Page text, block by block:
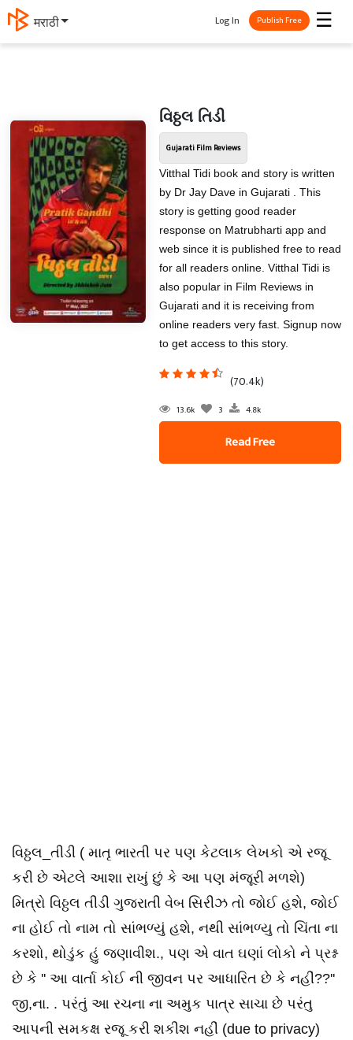
मराठी ☰
Log In Publish Free
વિઠ્ઠલ તિડી
Gujarati Film Reviews
Vitthal Tidi book and story is written
by Dr Jay Dave in Gujarati . This
story is getting good reader
response on Matrubharti app and
web since it is published free to read
for all readers online. Vitthal Tidi is
also popular in Film Reviews in
Gujarati and it is receiving from
online readers very fast. Signup now
to get access to this story.
(70.4k)
13.6k 3 4.8k
Read Free
વિઠ્ઠલ_તીડી ( માતૃ ભારતી પર પણ કેટલાક લેખકો એ રજૂ
કરી છે એટલે આશા રાખું છું કે આ પણ મંજૂરી મળશે)
મિત્રો વિઠ્ઠલ તીડી ગુજરાતી વેબ સિરીઝ તો જોઈ હશે, જોઈ
ના હોઈ તો નામ તો સાંભળ્યું હશે, નથી સાંભળ્યુ તો ચિંતા ના
કરશો, થોડુંક હું જણાવીશ., પણ એ વાત ઘણાં લોકો ને પ્રશ્ન
છે કે '' આ વાર્તા કોઈ ની જીવન પર આધારિત છે કે નહીં??''
જી,ના. . પરંતું આ રચના ના અમુક પાત્ર સાચા છે પરંતુ
આપની સમકક્ષ રજૂ કરી શકીશ નહીં (due to privacy)